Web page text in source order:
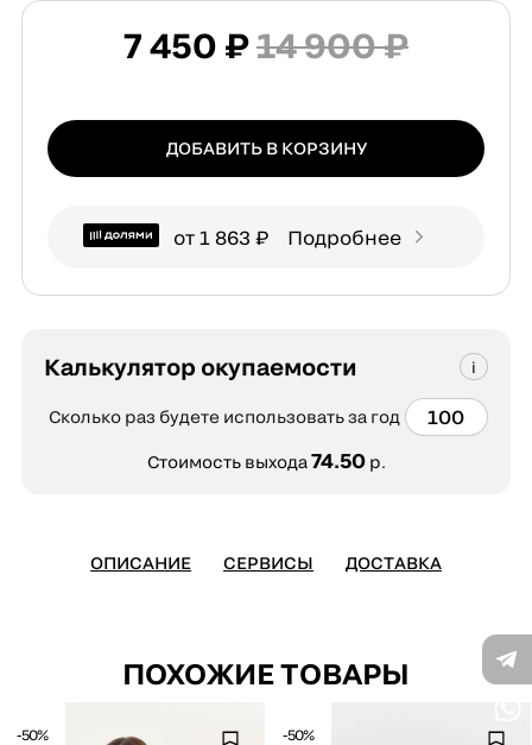
7 450 ₽14 900 ₽
ДОБАВИТЬ В КОРЗИНУ
от 1 863 ₽ Подробнее
Калькулятор окупаемости
Сколько раз будете использовать за год
Стоимость выхода 74.50р.
ОПИСАНИЕ СЕРВИСЫ ДОСТАВКА
ПОХОЖИЕ ТОВАРЫ
-50% -50%